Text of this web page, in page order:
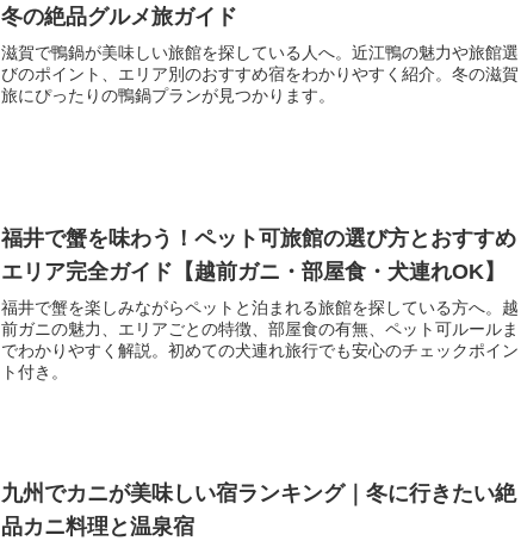
冬の絶品グルメ旅ガイド
滋賀で鴨鍋が美味しい旅館を探している人へ。近江鴨の魅力や旅館選
びのポイント、エリア別のおすすめ宿をわかりやすく紹介。冬の滋賀
旅にぴったりの鴨鍋プランが見つかります。
福井で蟹を味わう！ペット可旅館の選び方とおすすめ
エリア完全ガイド【越前ガニ・部屋食・犬連れOK】
福井で蟹を楽しみながらペットと泊まれる旅館を探している方へ。越
前ガニの魅力、エリアごとの特徴、部屋食の有無、ペット可ルールま
でわかりやすく解説。初めての犬連れ旅行でも安心のチェックポイン
ト付き。
九州でカニが美味しい宿ランキング｜冬に行きたい絶
品カニ料理と温泉宿